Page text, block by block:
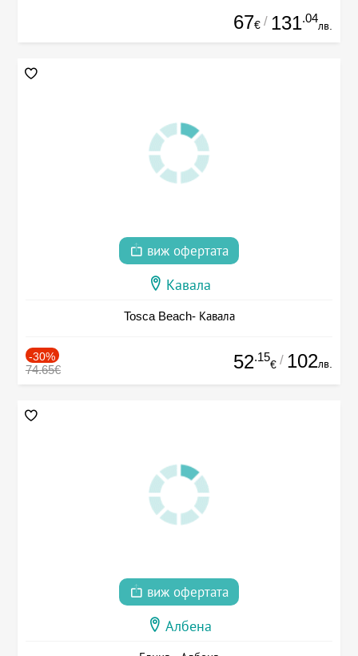
67€ / 131.04
лв.
виж офертата
Кавала
Tosca Beach- Кавала
-30%
74.65€ 52.15
€ / 102лв.
виж офертата
Албена